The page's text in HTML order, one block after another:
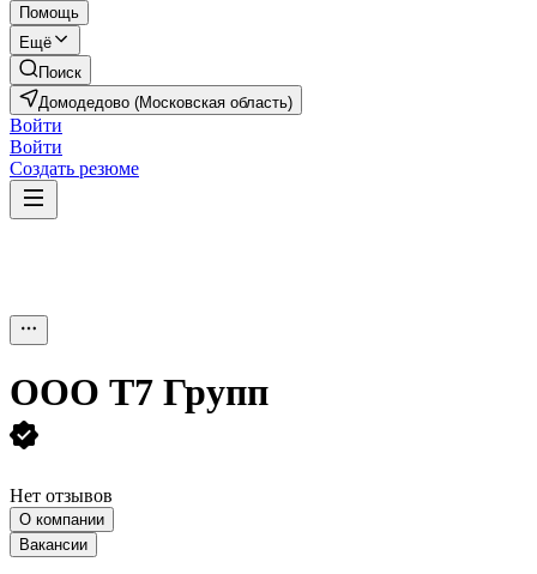
Помощь
Ещё
Поиск
Домодедово (Московская область)
Войти
Войти
Создать резюме
ООО Т7 Групп
Нет отзывов
О компании
Вакансии